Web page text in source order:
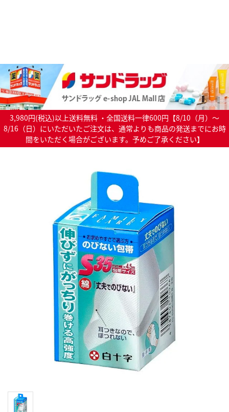
3,980円(税込)以上送料無料 ・全国送料一律600円【8/10（月）～
8/16（日）にいただいたご注文は、通常よりも商品の発送までにお時
間をいただく場合がございます。予めご了承ください】